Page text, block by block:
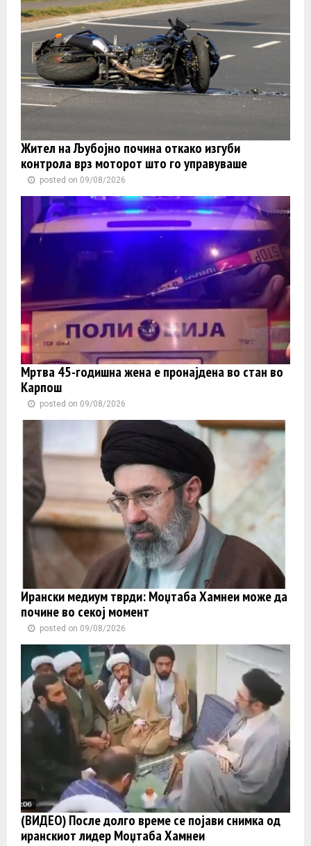
Жител на Љубојно почина откако изгуби
контролa врз моторот што го управуваше
posted on 09/08/2026
Мртва 45-годишна жена е пронајдена во стан во
Карпош
posted on 09/08/2026
Ирански медиум тврди: Моџтаба Хамнеи може да
почине во секој момент
posted on 09/08/2026
(ВИДЕО) После долго време се појави снимка од
иранскиот лидер Моџтаба Хамнеи